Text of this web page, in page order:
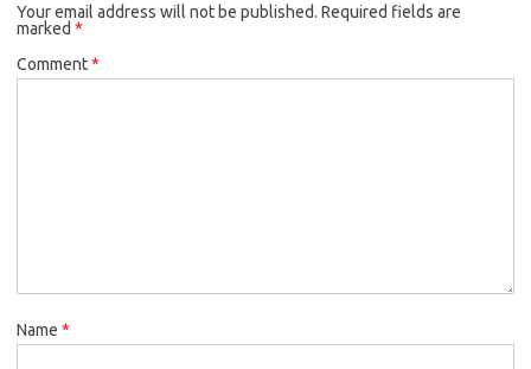
Your email address will not be published. Required fields are
marked *
Comment*
Name *